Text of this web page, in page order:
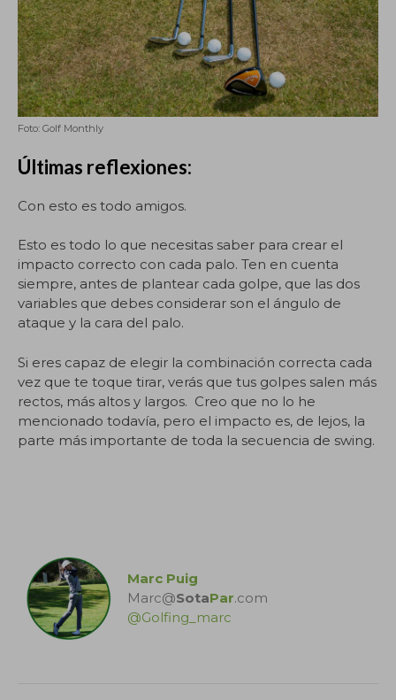
Foto: Golf Monthly
Últimas reflexiones:
Con esto es todo amigos.
Esto es todo lo que necesitas saber para crear el
impacto correcto con cada palo. Ten en cuenta
siempre, antes de plantear cada golpe, que las dos
variables que debes considerar son el ángulo de
ataque y la cara del palo.
Si eres capaz de elegir la combinación correcta cada
vez que te toque tirar, verás que tus golpes salen más
rectos, más altos y largos. Creo que no lo he
mencionado todavía, pero el impacto es, de lejos, la
parte más importante de toda la secuencia de swing.
Marc Puig
Marc@SotaPar.com
@Golfing_marc